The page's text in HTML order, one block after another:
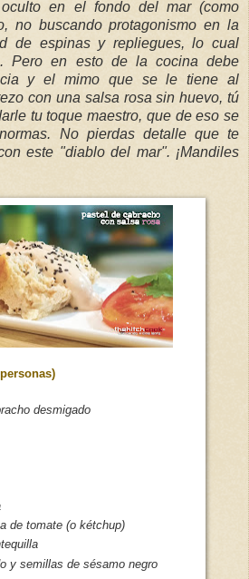
en el fondo del mar (como
no buscando protagonismo en la
de espinas y repliegues, lo cual
Pero en esto de la cocina debe
y el mimo que se le tiene al
con una salsa rosa sin huevo, tú
tu toque maestro, que de eso se
No pierdas detalle que te
este "diablo del mar". ¡Mandiles
personas)
desmigado
de tomate (o kétchup)
y semillas de sésamo negro